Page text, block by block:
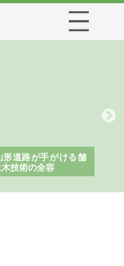
形道路が手がける舗
技術の全容